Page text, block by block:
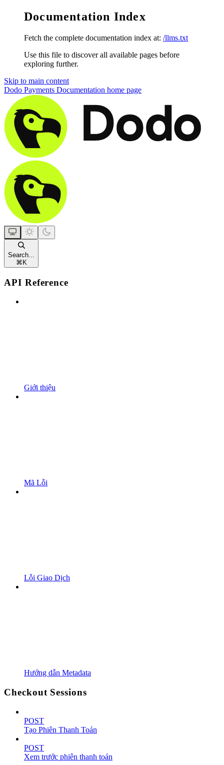
Documentation Index
Fetch the complete documentation index at: /llms.txt
Use this file to discover all available pages before
exploring further.
Skip to main content
Dodo Payments Documentation home page
Search...
⌘ K
API Reference
Giới thiệu
Mã Lỗi
Lỗi Giao Dịch
Hướng dẫn Metadata
Checkout Sessions
POST
Tạo Phiên Thanh Toán
POST
Xem trước phiên thanh toán